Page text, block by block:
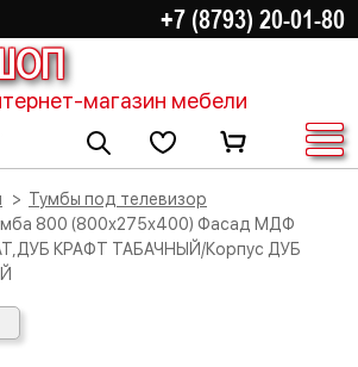
+7 (8793) 20-01-80
магазин мебели
Тумбы под телевизор
КРАФТ ТАБАЧНЫЙ/Корпус ДУБ